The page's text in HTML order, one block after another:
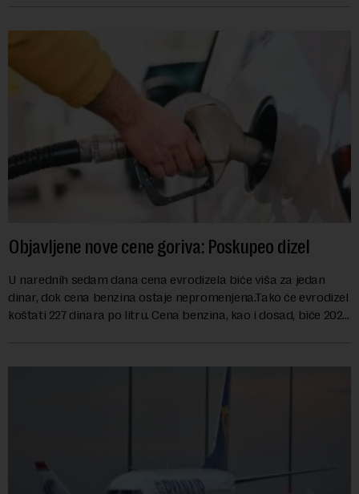
Objavljene nove cene goriva: Poskupeo dizel
U narednih sedam dana cena evrodizela biće viša za jedan
dinar, dok cena benzina ostaje nepromenjena.Tako će evrodizel
koštati 227 dinara po litru. Cena benzina, kao i dosad, biće 202